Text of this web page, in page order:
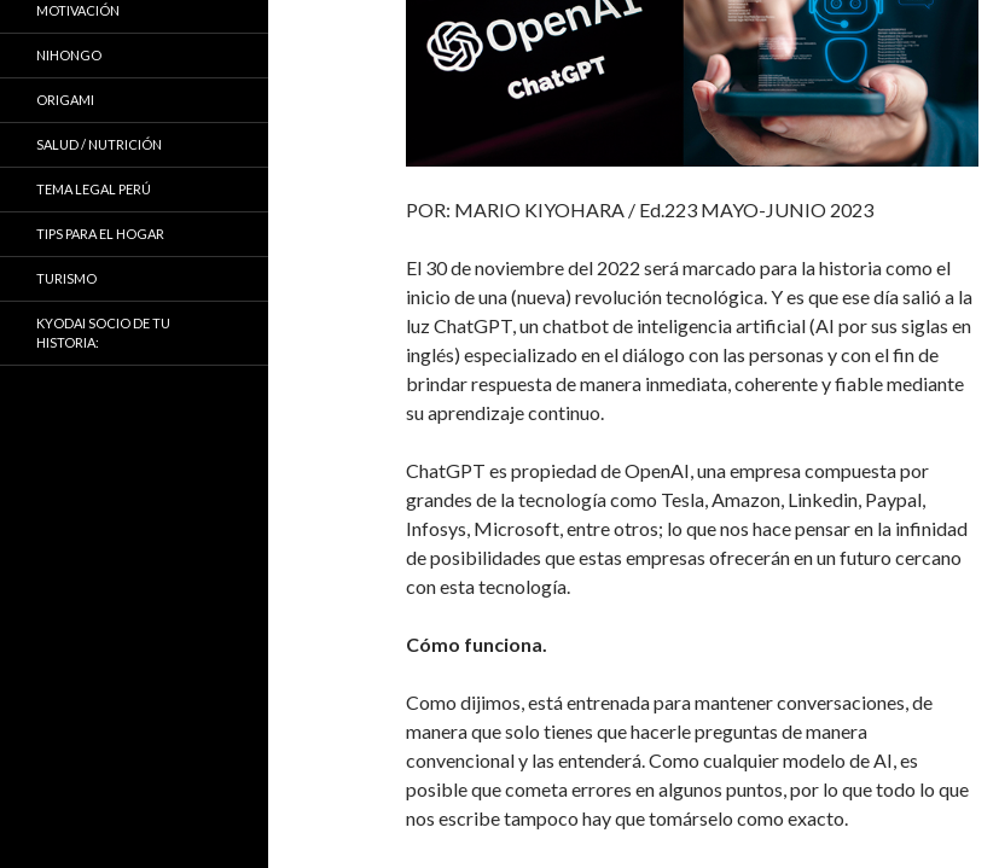
POR: MARIO KIYOHARA / Ed.223 MAYO-JUNIO 2023
El 30 de noviembre del 2022 será marcado para la historia como el
inicio de una (nueva) revolución tecnológica. Y es que ese día salió a la
luz ChatGPT, un chatbot de inteligencia artificial (AI por sus siglas en
inglés) especializado en el diálogo con las personas y con el fin de
brindar respuesta de manera inmediata, coherente y fiable mediante
su aprendizaje continuo.
ChatGPT es propiedad de OpenAI, una empresa compuesta por
grandes de la tecnología como Tesla, Amazon, Linkedin, Paypal,
Infosys, Microsoft, entre otros; lo que nos hace pensar en la infinidad
de posibilidades que estas empresas ofrecerán en un futuro cercano
con esta tecnología.
Cómo funciona.
Como dijimos, está entrenada para mantener conversaciones, de
manera que solo tienes que hacerle preguntas de manera
convencional y las entenderá. Como cualquier modelo de AI, es
posible que cometa errores en algunos puntos, por lo que todo lo que
nos escribe tampoco hay que tomárselo como exacto.
MOTIVACIÓN
NIHONGO
ORIGAMI
SALUD / NUTRICIÓN
TEMA LEGAL PERÚ
TIPS PARA EL HOGAR
TURISMO
KYODAI SOCIO DE TU
HISTORIA: